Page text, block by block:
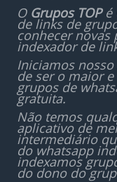
O Grupos TOPé
de links de
conhecer novas
indexador de
Iniciamos
de ser o maior
grupos de
gratuita.
Não temos
aplicativo de
intermediário
do whatsapp
indexamos
do dono do